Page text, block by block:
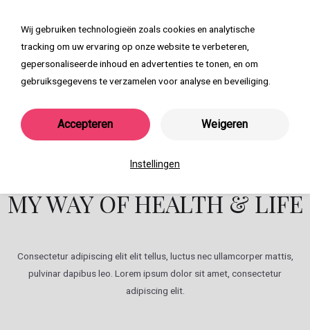
About Me
MY WAY OF HEALTH & LIFE
Consectetur adipiscing elit elit tellus, luctus nec ullamcorper mattis,
pulvinar dapibus leo.​ Lorem ipsum dolor sit amet, consectetur
adipiscing elit.
Wij gebruiken technologieën zoals cookies en analytische
tracking om uw ervaring op onze website te verbeteren,
gepersonaliseerde inhoud en advertenties te tonen, en om
gebruiksgegevens te verzamelen voor analyse en beveiliging.
Accepteren Weigeren
Instellingen